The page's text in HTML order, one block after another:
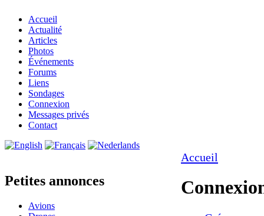
Accueil
Actualité
Articles
Photos
Événements
Forums
Liens
Sondages
Connexion
Messages privés
Contact
Petites annonces
Avions
Accueil